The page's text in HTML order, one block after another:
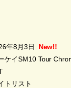
年8月3日
New!!
ケイSM10 Tour
トリスト